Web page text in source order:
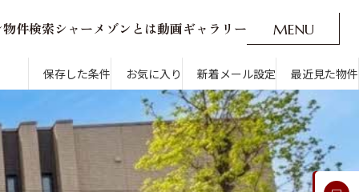
物件検索シ ャーメ ゾン とは動画ギャ ラ リ ー MENU
O
新着メール設定 最近見た物件 CLOSE
保存した条件 お気に入り 新着メール設定 最近見た物件